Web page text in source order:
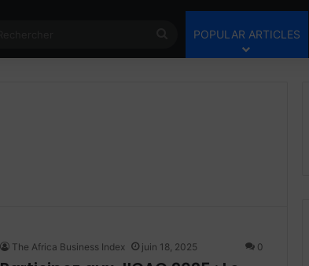
Rechercher
POPULAR ARTICLES
The Africa Business Index juin 18, 2025 0